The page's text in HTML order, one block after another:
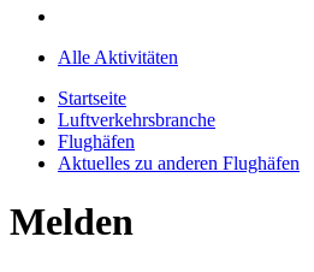
Alle Aktivitäten
Startseite
Luftverkehrsbranche
Flughäfen
Aktuelles zu anderen Flughäfen
Melden